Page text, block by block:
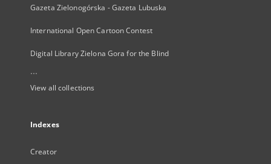
Gazeta Zielonogórska - Gazeta Lubuska
International Open Cartoon Contest
Digital Library Zielona Gora for the Blind
...
View all collections
Indexes
Creator